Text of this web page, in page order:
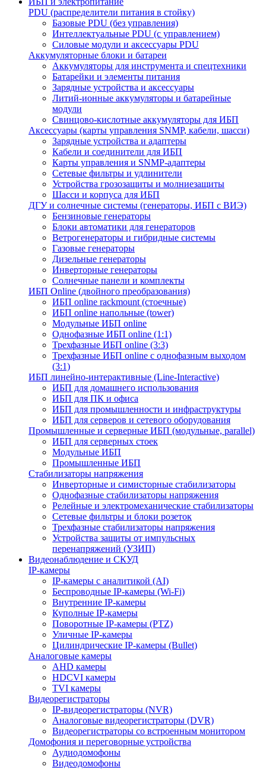
PDU (распределители питания в стойку)
Базовые PDU (без управления)
Интеллектуальные PDU (с управлением)
Силовые модули и аксессуары PDU
Аккумуляторные блоки и батареи
Аккумуляторы для инструмента и спецтехники
Батарейки и элементы питания
Зарядные устройства и аксессуары
Литий-ионные аккумуляторы и батарейные
модули
Свинцово-кислотные аккумуляторы для ИБП
Аксессуары (карты управления SNMP, кабели, шасси)
Зарядные устройства и адаптеры
Кабели и соединители для ИБП
Карты управления и SNMP-адаптеры
Сетевые фильтры и удлинители
Устройства грозозащиты и молниезащиты
Шасси и корпуса для ИБП
ДГУ и солнечные системы (генераторы, ИБП с ВИЭ)
Бензиновые генераторы
Блоки автоматики для генераторов
Ветрогенераторы и гибридные системы
Газовые генераторы
Дизельные генераторы
Инверторные генераторы
Солнечные панели и комплекты
ИБП Online (двойного преобразования)
ИБП online rackmount (стоечные)
ИБП online напольные (tower)
Модульные ИБП online
Однофазные ИБП online (1:1)
Трехфазные ИБП online (3:3)
Трехфазные ИБП online с однофазным выходом
(3:1)
ИБП линейно-интерактивные (Line-Interactive)
ИБП для домашнего использования
ИБП для ПК и офиса
ИБП для промышленности и инфраструктуры
ИБП для серверов и сетевого оборудования
Промышленные и серверные ИБП (модульные, parallel)
ИБП для серверных стоек
Модульные ИБП
Промышленные ИБП
Стабилизаторы напряжения
Инверторные и симисторные стабилизаторы
Однофазные стабилизаторы напряжения
Релейные и электромеханические стабилизаторы
Сетевые фильтры и блоки розеток
Трехфазные стабилизаторы напряжения
Устройства защиты от импульсных
перенапряжений (УЗИП)
Видеонаблюдение и СКУД
IP-камеры
IP-камеры с аналитикой (AI)
Беспроводные IP-камеры (Wi-Fi)
Внутренние IP-камеры
Куполные IP-камеры
Поворотные IP-камеры (PTZ)
Уличные IP-камеры
Цилиндрические IP-камеры (Bullet)
Аналоговые камеры
AHD камеры
HDCVI камеры
TVI камеры
Видеорегистраторы
IP-видеорегистраторы (NVR)
Аналоговые видеорегистраторы (DVR)
Видеорегистраторы со встроенным монитором
Домофония и переговорные устройства
Аудиодомофоны
Видеодомофоны